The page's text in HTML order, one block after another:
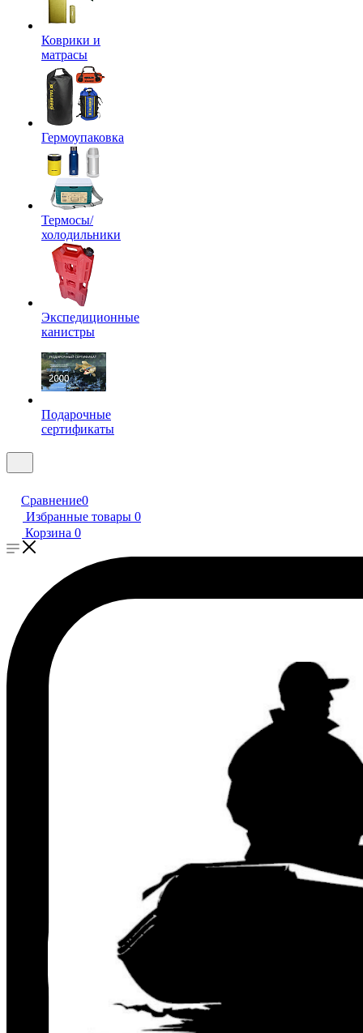
Коврики и
матрасы
Гермоупаковка
Термосы/
холодильники
Экспедиционные
канистры
Подарочные
сертификаты
Сравнение0
Избранные товары 0
Корзина 0